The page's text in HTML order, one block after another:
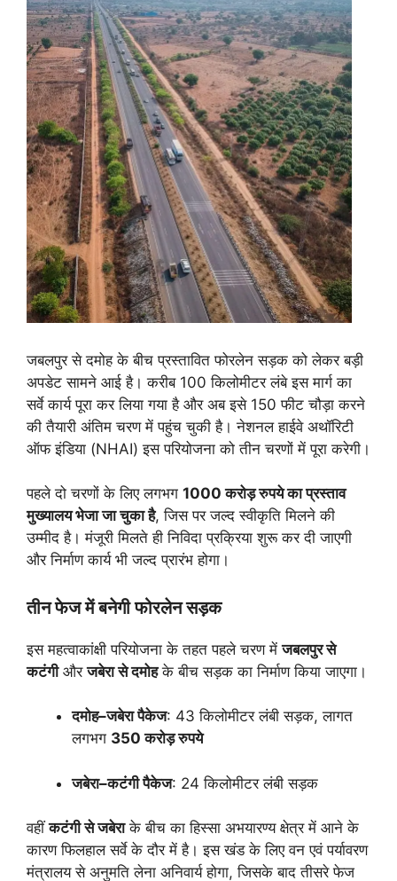
जबलपुर से दमोह के बीच प्रस्तावित फोरलेन सड़क को लेकर बड़ी
अपडेट सामने आई है। करीब 100 किलोमीटर लंबे इस मार्ग का
सर्वे कार्य पूरा कर लिया गया है और अब इसे 150 फीट चौड़ा करने
की तैयारी अंतिम चरण में पहुंच चुकी है। नेशनल हाईवे अथॉरिटी
ऑफ इंडिया (NHAI) इस परियोजना को तीन चरणों में पूरा करेगी।
पहले दो चरणों के लिए लगभग 1000 करोड़ रुपये का प्रस्ताव
मुख्यालय भेजा जा चुका है, जिस पर जल्द स्वीकृति मिलने की
उम्मीद है। मंजूरी मिलते ही निविदा प्रक्रिया शुरू कर दी जाएगी
और निर्माण कार्य भी जल्द प्रारंभ होगा।
तीन फेज में बनेगी फोरलेन सड़क
इस महत्वाकांक्षी परियोजना के तहत पहले चरण मेंजबलपुर से
कटंगीऔरजबेरा से दमोहके बीच सड़क का निर्माण किया जाएगा।
दमोह–जबेरा पैकेज: 43 किलोमीटर लंबी सड़क, लागत
लगभग 350 करोड़ रुपये
जबेरा–कटंगी पैकेज: 24 किलोमीटर लंबी सड़क
वहींकटंगी से जबेराके बीच का हिस्सा अभयारण्य क्षेत्र में आने के
कारण फिलहाल सर्वे के दौर में है। इस खंड के लिए वन एवं पर्यावरण
मंत्रालय से अनुमति लेना अनिवार्य होगा, जिसके बाद तीसरे फेज